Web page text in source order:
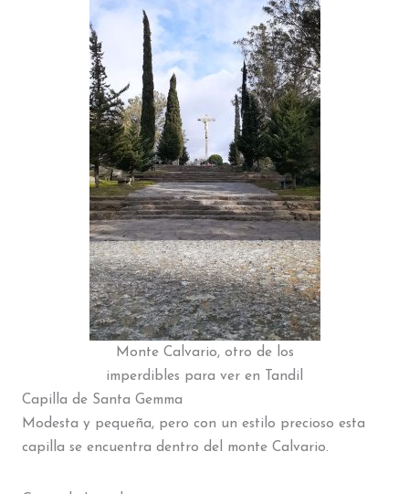
Monte Calvario, otro de los
imperdibles para ver en Tandil
Capilla de Santa Gemma
Modesta y pequeña, pero con un estilo precioso esta
capilla se encuentra dentro del monte Calvario.